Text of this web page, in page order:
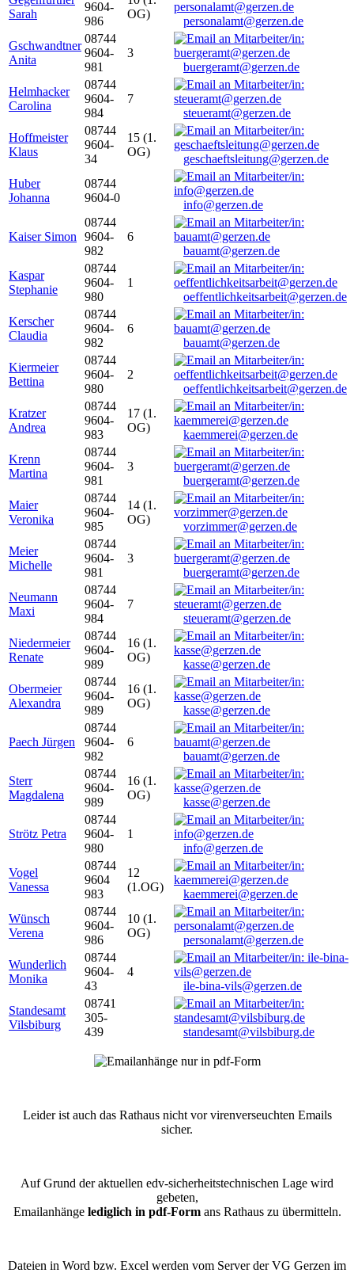
Sarah
9604-
986
OG)
personalamt@gerzen.de
Gschwandtner
Anita
08744
9604-
981
3
buergeramt@gerzen.de
Helmhacker
Carolina
08744
9604-
984
7
steueramt@gerzen.de
Hoffmeister
Klaus
08744
9604-
34
15 (1.
OG)
geschaeftsleitung@gerzen.de
Huber
Johanna
08744
9604-0
info@gerzen.de
Kaiser Simon
08744
9604-
982
6
bauamt@gerzen.de
Kaspar
Stephanie
08744
9604-
980
1
oeffentlichkeitsarbeit@gerzen.de
Kerscher
Claudia
08744
9604-
982
6
bauamt@gerzen.de
Kiermeier
Bettina
08744
9604-
980
2
oeffentlichkeitsarbeit@gerzen.de
Kratzer
Andrea
08744
9604-
983
17 (1.
OG)
kaemmerei@gerzen.de
Krenn
Martina
08744
9604-
981
3
buergeramt@gerzen.de
Maier
Veronika
08744
9604-
985
14 (1.
OG)
vorzimmer@gerzen.de
Meier
Michelle
08744
9604-
981
3
buergeramt@gerzen.de
Neumann
Maxi
08744
9604-
984
7
steueramt@gerzen.de
Niedermeier
Renate
08744
9604-
989
16 (1.
OG)
kasse@gerzen.de
Obermeier
Alexandra
08744
9604-
989
16 (1.
OG)
kasse@gerzen.de
Paech Jürgen
08744
9604-
982
6
bauamt@gerzen.de
Sterr
Magdalena
08744
9604-
989
16 (1.
OG)
kasse@gerzen.de
Strötz Petra
08744
9604-
980
1
info@gerzen.de
Vogel
Vanessa
08744
9604
983
12
(1.OG)
kaemmerei@gerzen.de
Wünsch
Verena
08744
9604-
986
10 (1.
OG)
personalamt@gerzen.de
Wunderlich
Monika
08744
9604-
43
4
ile-bina-vils@gerzen.de
Standesamt
Vilsbiburg
08741
305-
439
standesamt@vilsbiburg.de
Leider ist auch das Rathaus nicht vor virenverseuchten Emails
sicher.
Auf Grund der aktuellen edv-sicherheitstechnischen Lage wird
gebeten,
Emailanhänge lediglich in pdf-Formans Rathaus zu übermitteln.
Dateien in Word bzw. Excel werden vom Server der VG Gerzen im